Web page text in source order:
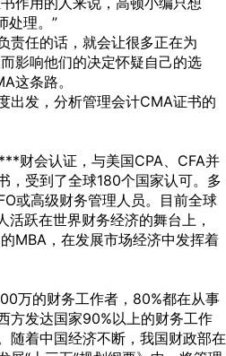
处理。”
任的话，就会让很多正在为
影响他们的决定怀疑自己的选
这条路。
发，分析管理会计CMA证书的
会认证，与美国CPA、CFA并
，受到了全球180个国家认可。多
或高级财务管理人员。目前全球
跃在世界财务经济的舞台上，
MBA，在发展市场经济中发挥着
的财务工作者，80%都在从事
方发达国家90%以上的财务工作
随着中国经济不断，我国财政部在